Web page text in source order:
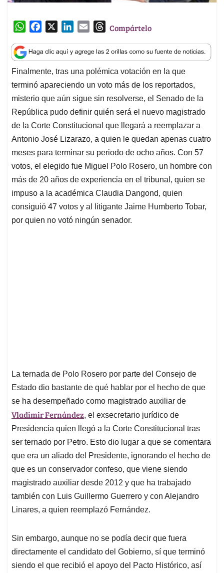
W
a
t
s
A
p
p
c
e
b
o
o
k
n
k
e
d
I
n
a
i
l
T
r
e
a
d
s
Compártelo
Finalmente, tras una polémica votación en la que
terminó apareciendo un voto más de los reportados,
misterio que aún sigue sin resolverse, el Senado de la
República pudo definir quién será el nuevo magistrado
de la Corte Constitucional que llegará a reemplazar a
Antonio José Lizarazo, a quien le quedan apenas cuatro
meses para terminar su periodo de ocho años. Con 57
votos, el elegido fue Miguel Polo Rosero, un hombre con
más de 20 años de experiencia en el tribunal, quien se
impuso a la académica Claudia Dangond, quien
consiguió 47 votos y al litigante Jaime Humberto Tobar,
por quien no votó ningún senador.
La ternada de Polo Rosero por parte del Consejo de
Estado dio bastante de qué hablar por el hecho de que
se ha desempeñado como magistrado auxiliar de
Vladimir Fernández, el exsecretario jurídico de
Presidencia quien llegó a la Corte Constitucional tras
ser ternado por Petro. Esto dio lugar a que se comentara
que era un aliado del Presidente, ignorando el hecho de
que es un conservador confeso, que viene siendo
magistrado auxiliar desde 2012 y que ha trabajado
también con Luis Guillermo Guerrero y con Alejandro
Linares, a quien reemplazó Fernández.
Sin embargo, aunque no se podía decir que fuera
directamente el candidato del Gobierno, sí que terminó
siendo el que recibió el apoyo del Pacto Histórico, así